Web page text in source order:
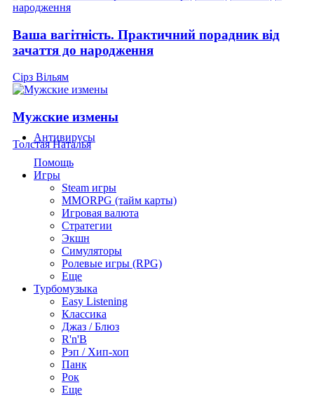
Ваша вагітність. Практичний порадник від
зачаття до народження
Сірз Вільям
Мужские измены
Толстая Наталья
Антивирусы
Помощь
Игры
Steam игры
MMORPG (тайм карты)
Игровая валюта
Стратегии
Экшн
Симуляторы
Ролевые игры (RPG)
Еще
Турбомузыка
Easy Listening
Классика
Джаз / Блюз
R'n'B
Рэп / Хип-хоп
Панк
Рок
Еще